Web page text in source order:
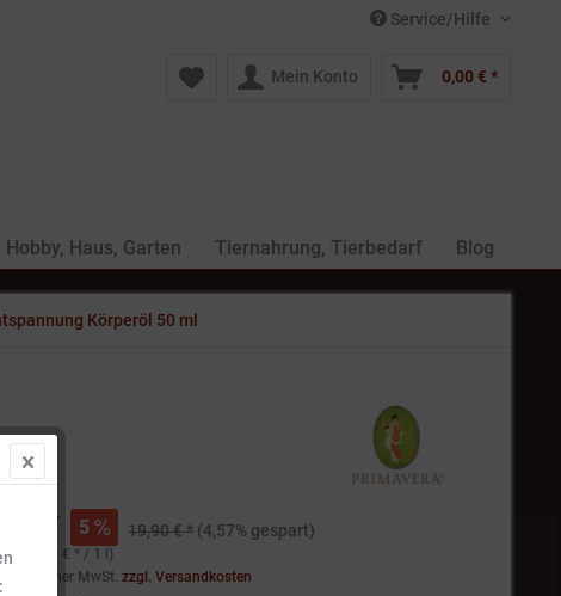
Service/Hilfe
Mein Konto 0,00 € *
Hobby, Haus, Garten Tiernahrung, Tierbedarf Blog
Körperöl 50 ml
€ * 5 19,90 € * (4,57% gespart)
(379,80 € * / 1 l)
MwSt.zzgl. Versandkosten